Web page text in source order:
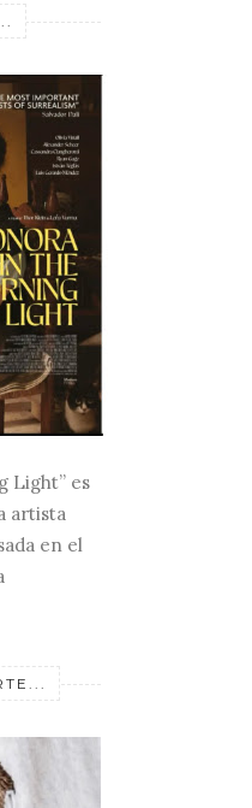
Light” es
artista
en el